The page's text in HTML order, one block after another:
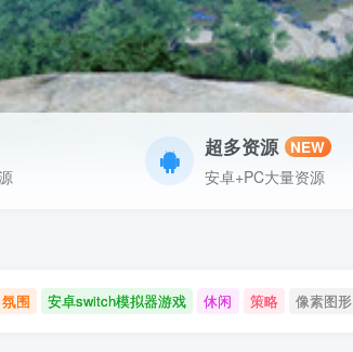
超多资源 NEW
安卓+PC大量资源
氛围 安卓switch模拟器游戏 休闲 策略 像素图形